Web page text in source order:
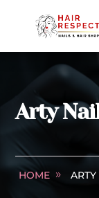
Arty
HOME